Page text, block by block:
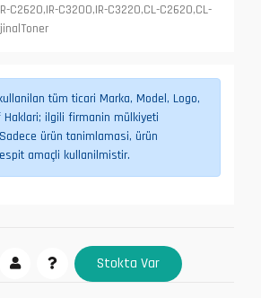
C2620,IR-C3200,IR-C3220,CL-C2620,CL-
tüm ticari Marka, Model, Logo,
ilgili firmanin mülkiyeti
ürün tanimlamasi, ürün
amaçli kullanilmistir.
Stokta Var